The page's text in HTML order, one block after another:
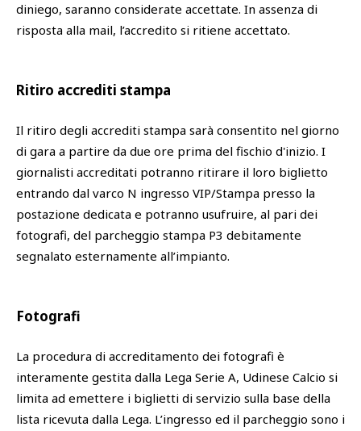
diniego, saranno considerate accettate. In assenza di
risposta alla mail, l’accredito si ritiene accettato.
Ritiro accrediti stampa
Il ritiro degli accrediti stampa sarà consentito nel giorno
di gara a partire da due ore prima del fischio d'inizio. I
giornalisti accreditati potranno ritirare il loro biglietto
entrando dal varco N ingresso VIP/Stampa presso la
postazione dedicata e potranno usufruire, al pari dei
fotografi, del parcheggio stampa P3 debitamente
segnalato esternamente all’impianto.
Fotografi
La procedura di accreditamento dei fotografi è
interamente gestita dalla Lega Serie A, Udinese Calcio si
limita ad emettere i biglietti di servizio sulla base della
lista ricevuta dalla Lega. L’ingresso ed il parcheggio sono i